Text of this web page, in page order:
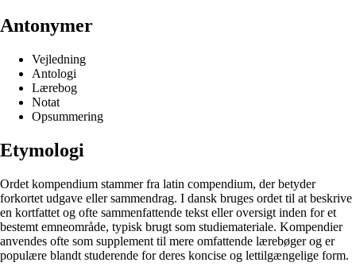
Antonymer
Vejledning
Antologi
Lærebog
Notat
Opsummering
Etymologi
Ordet kompendium stammer fra latin compendium, der betyder
forkortet udgave eller sammendrag. I dansk bruges ordet til at beskrive
en kortfattet og ofte sammenfattende tekst eller oversigt inden for et
bestemt emneområde, typisk brugt som studiemateriale. Kompendier
anvendes ofte som supplement til mere omfattende lærebøger og er
populære blandt studerende for deres koncise og lettilgængelige form.